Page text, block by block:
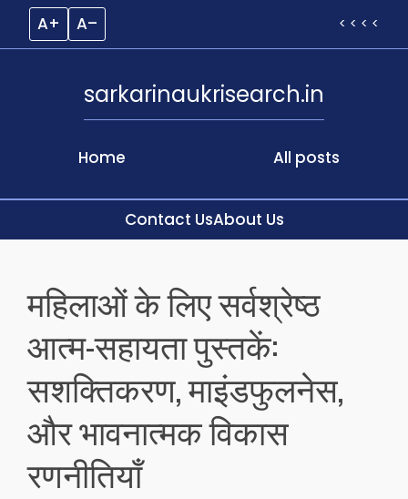
A+ A– < < < <
Home
sarkarinaukrisearch.in
All posts
Contact UsAbout Us
content
महिलाओं के लिए सर्वश्रेष्ठ
आत्म-सहायता पुस्तकें:
सशक्तिकरण, माइंडफुलनेस,
और भावनात्मक विकास
रणनीतियाँ